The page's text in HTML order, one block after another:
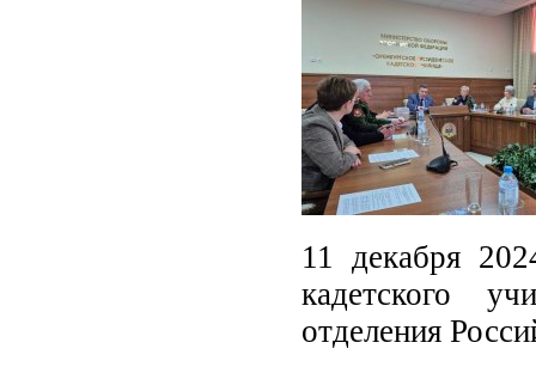
11 декабря
кадетского
отделения